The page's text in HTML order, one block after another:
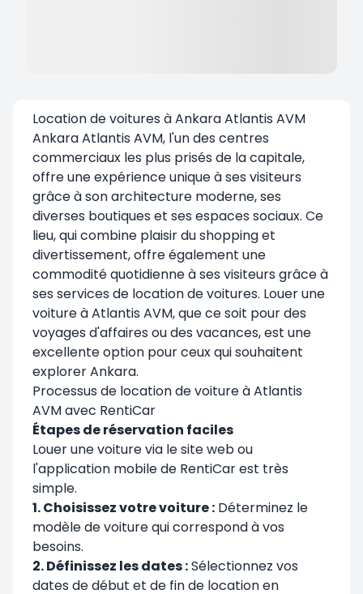
Location de voitures à Ankara Atlantis AVM
Ankara Atlantis AVM, l'un des centres
commerciaux les plus prisés de la capitale,
offre une expérience unique à ses visiteurs
grâce à son architecture moderne, ses
diverses boutiques et ses espaces sociaux. Ce
lieu, qui combine plaisir du shopping et
divertissement, offre également une
commodité quotidienne à ses visiteurs grâce à
ses services de location de voitures. Louer une
voiture à Atlantis AVM, que ce soit pour des
voyages d'affaires ou des vacances, est une
excellente option pour ceux qui souhaitent
explorer Ankara.
Processus de location de voiture à Atlantis
AVM avec RentiCar
Étapes de réservation faciles
Louer une voiture via le site web ou
l'application mobile de RentiCar est très
simple.
1. Choisissez votre voiture : Déterminez le
modèle de voiture qui correspond à vos
besoins.
2. Définissez les dates :Sélectionnez vos
dates de début et de fin de location en